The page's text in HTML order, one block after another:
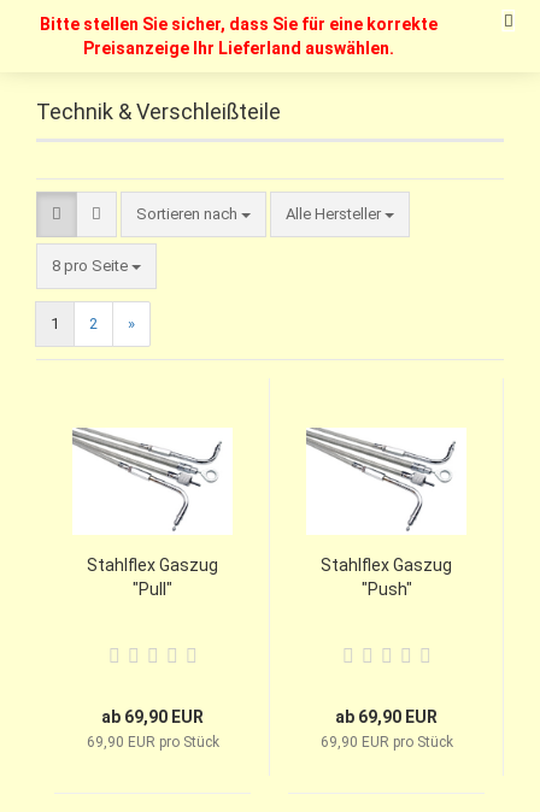
Bitte stellen Sie sicher, dass Sie für eine korrekte
Preisanzeige Ihr Lieferland auswählen.
Technik & Verschleißteile
Sortieren nach Alle Hersteller
8 pro Seite
1 2 »
Stahlflex Gaszug
"Pull"
ab 69,90 EUR
69,90 EUR pro Stück
Stahlflex Gaszug
"Push"
ab 69,90 EUR
69,90 EUR pro Stück